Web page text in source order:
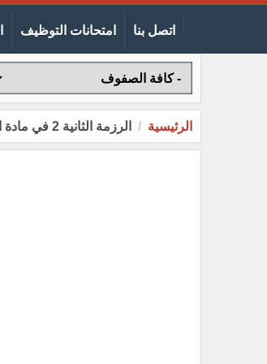
اتصل بنا امتحانات التوظيف
الرئيسية الرزمة الثانية 2 في مادة اللغة الانجليزية الخامس 5 الأساسي الفصل الأول 2020 الفترة 2